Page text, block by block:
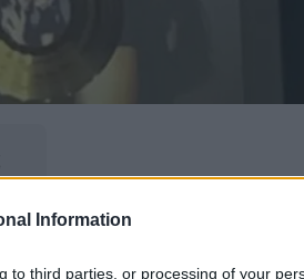
Information
to third parties, or processing of your